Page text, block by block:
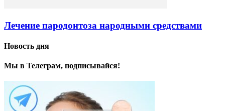
Лечение пародонтоза народными средствами
Новость дня
Мы в Телеграм, подписывайся!